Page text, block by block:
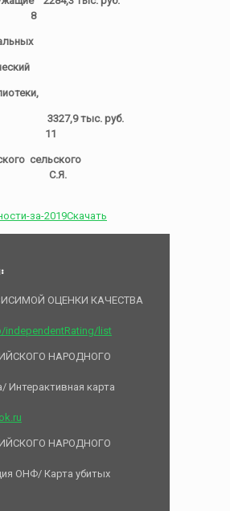
3327,9 тыс. руб.
сельского
С.Я.
за-2019Скачать
ОЦЕНКИ КАЧЕСТВА
independentRating/list
НАРОДНОГО
Интерактивная карта
НАРОДНОГО
ОНФ/ Карта убитых